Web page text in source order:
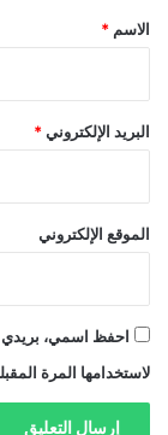
*
الاسم *
البريد الإلكتروني *
الموقع الإلكتروني
احفظ اسمي، بريدي
لاستخدامها المرة